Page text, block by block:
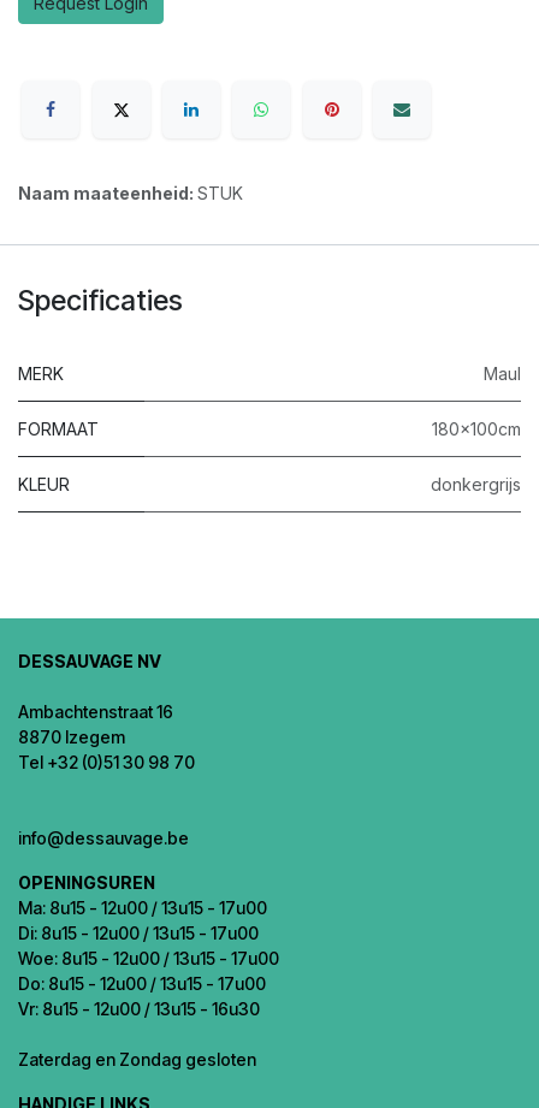
Naam maateenheid: STUK
Specificaties
MERK Maul
FORMAAT 180x100cm
KLEUR donkergrijs
DESSAUVAGE NV
Ambachtenstraat 16
8870 Izegem
Tel +32 (0)51 30 98 70
info@dessauvage.be
OPENINGSUREN
Ma: 8u15 - 12u00 / 13u15 - 17u00
Di: 8u15 - 12u00 / 13u15 - 17u00
Woe: 8u15 - 12u00 / 13u15 - 17u00
Do: 8u15 - 12u00 / 13u15 - 17u00
Vr: 8u15 - 12u00 / 13u15 - 16u30
Zaterdag en Zondag gesloten